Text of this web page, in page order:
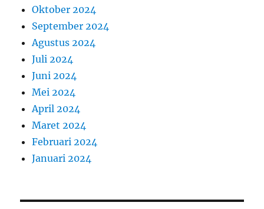
Oktober 2024
September 2024
Agustus 2024
Juli 2024
Juni 2024
Mei 2024
April 2024
Maret 2024
Februari 2024
Januari 2024